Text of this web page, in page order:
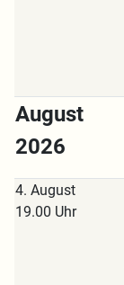
August
2026
4. August
19.00 Uhr